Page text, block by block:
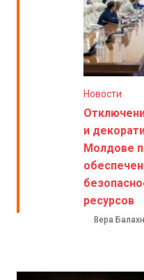
Новости
и
Молдове
ресурсов
Вера